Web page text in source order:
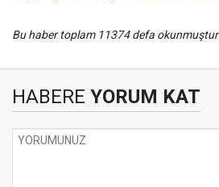
Bu haber toplam 11374 defa okunmuştur
HABERE YORUM KAT